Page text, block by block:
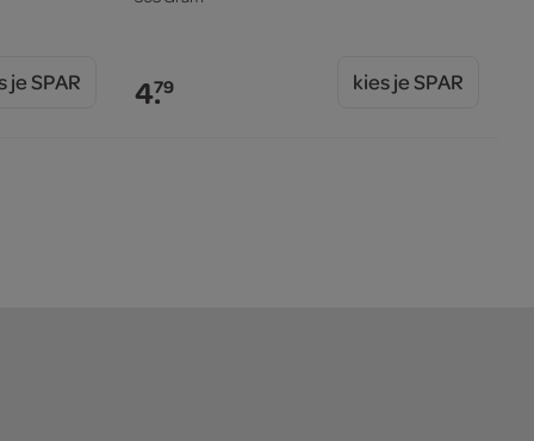
je SPAR 4.79 kies je SPAR